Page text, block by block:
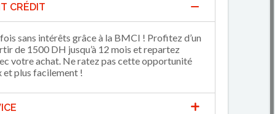
CRÉDIT
sans intérêts grâce à la BMCI ! Profitez d’un
de 1500 DH jusqu’à 12 mois et repartez
votre achat. Ne ratez pas cette opportunité
et plus facilement !